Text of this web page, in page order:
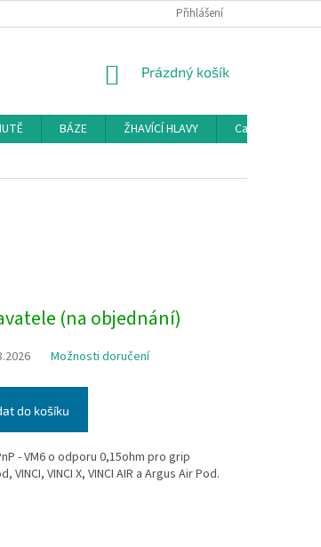
HODNOCENÍ OBCHODU
Přihlášení
NÁKUPNÍ
Prázdný košík
BÁZE ŽHAVÍCÍ HLAVY
Cartridge a
(na objednání)
Možnosti doručení
do košíku
- VM6 o odporu 0,15ohm pro grip
VINCI, VINCI X, VINCI AIR a Argus Air Pod.